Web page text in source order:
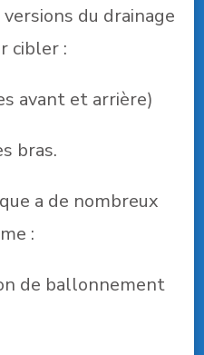
du drainage
cibler :
avant et arrière)
bras.
a de nombreux
:
de ballonnement